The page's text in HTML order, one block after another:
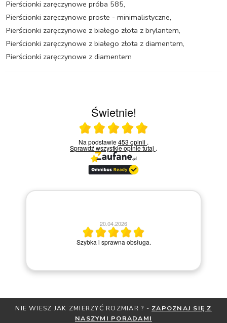
Pierścionki zaręczynowe próba 585,
Pierścionki zaręczynowe proste - minimalistyczne,
Pierścionki zaręczynowe z białego złota z brylantem,
Pierścionki zaręczynowe z białego złota z diamentem,
Pierścionki zaręczynowe z diamentem
Świetnie!
Ocena średnia 5 na 5
Na podstawie453 opinii .
Sprawdź wszystkie opinietutaj .
20.04.2026
Szybka i sprawna obsługa.
NIE WIESZ JAK ZMIERZYĆ ROZMIAR ? - ZAPOZNAJ SIĘ Z
NASZYMI PORADAMI